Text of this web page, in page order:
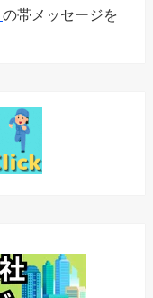
の帯メッセージを